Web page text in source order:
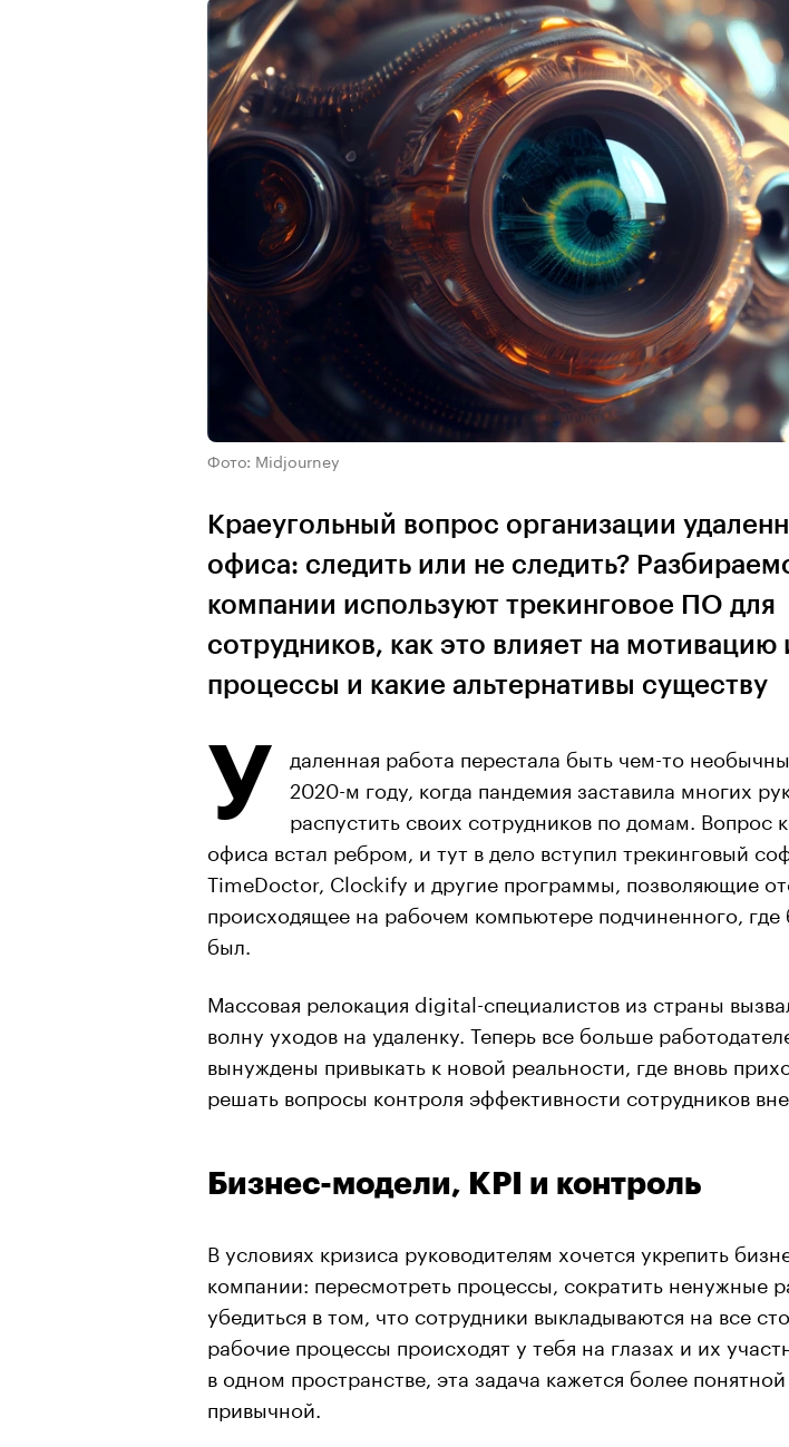
Фото: Midjourney
Краеугольный вопрос организации
офиса: следить или не следить?
компании используют трекинговое ПО для
сотрудников, как это влияет на мотивацию
процессы и какие альтернативы существу
У
даленная работа перестала быть чем-то
2020-м году, когда пандемия заставила многих
распустить своих сотрудников по домам. Вопрос
офиса встал ребром, и тут в дело вступил трекинговый
TimeDoctor, Clockify и другие программы, позволяющие
происходящее на рабочем компьютере подчиненного,
был.
Массовая релокация digital-специалистов из страны
волну уходов на удаленку. Теперь все больше
вынуждены привыкать к новой реальности, где вновь
решать вопросы контроля эффективности сотрудников
Бизнес-модели, KPI и контроль
В условиях кризиса руководителям хочется укрепить
компании: пересмотреть процессы, сократить ненужные
убедиться в том, что сотрудники выкладываются на все
рабочие процессы происходят у тебя на глазах и их
в одном пространстве, эта задача кажется более
привычной.